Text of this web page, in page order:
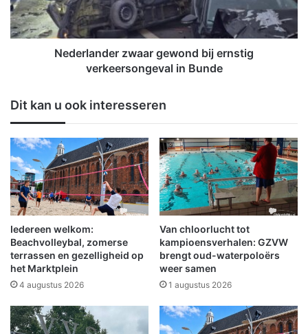
v
e
r
d
e
m
t
e
o
r
e
n
z
i
c
t
b
a
n
d
a
a
r
g
e
w
o
n
d
b
i
j
e
n
s
Nederlander zwaar gewond bij ernstig
verkeersongeval in Bunde
Dit kan u ook interesseren
Iedereen welkom:
Beachvolleybal, zomerse
terrassen en gezelligheid op
het Marktplein
4 augustus 2026
Van chloorlucht tot
kampioensverhalen: GZVW
brengt oud-waterpoloërs
weer samen
1 augustus 2026